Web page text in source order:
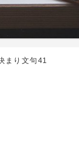
まり文句41